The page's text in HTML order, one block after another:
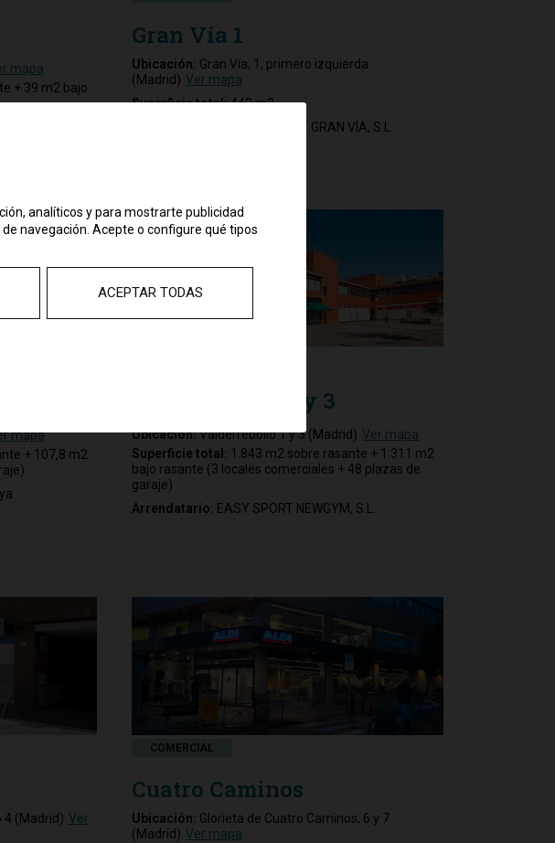
mapa
+ 39 m2 bajo
Gran Vía 1
Ubicación: Gran Vía, 1, primero izquierda
(Madrid) Ver mapa
Superficie total:442 m2
LA PRIMERA DE GRAN VÍA, S.L.
mapa
+ 107,8 m2
Valderrebollo 1 y 3
Ubicación:Valderrebollo 1 y 3 (Madrid) Ver mapa
Superficie total: 1.843 m2 sobre rasante + 1.311 m2
bajo rasante (3 locales comerciales + 48 plazas de
garaje)
Arrendatario: EASY SPORT NEWGYM, S.L.
4 (Madrid) Ver
COMERCIAL
Cuatro Caminos
Ubicación: Glorieta de Cuatro Caminos, 6 y 7
(Madrid) Ver mapa
analíticos y para mostrarte publicidad
navegación. Acepte o configure qué tipos
ACEPTAR TODAS